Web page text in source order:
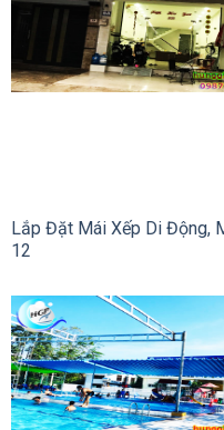
Lắp Đặt Mái Xếp Di Động,
12